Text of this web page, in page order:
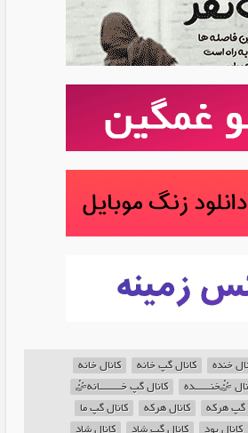
خنده کانال گپ خانه
کانال خانه
🤹‍خنــــــده
کانال گپ خــــــــانه🤹‍
گپ هرکه کانال هرکه
کانال گپ ما